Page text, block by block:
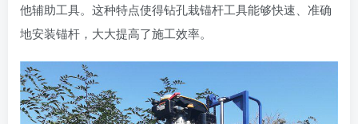
他辅助工具。这种特点使得钻孔栽锚杆工具能够快速、准确
地安装锚杆，大大提高了施工效率。